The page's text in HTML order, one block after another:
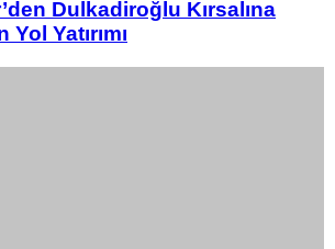
Dulkadiroğlu Kırsalına
Yatırımı